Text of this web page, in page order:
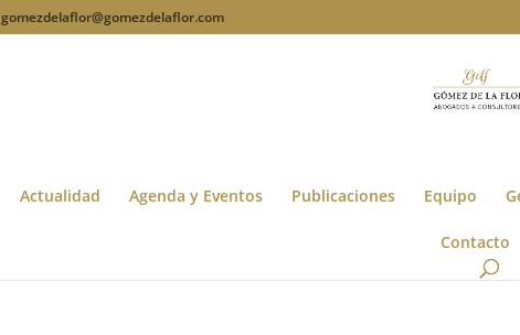
gomezdelaflor@gomezdelaflor.com
Actualidad Agenda y Eventos Publicaciones Equipo
Contacto